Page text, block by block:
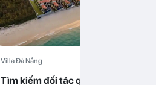
Villa Đà Nẵng
Tìm kiếm đối tác quản lý cho chủ sở